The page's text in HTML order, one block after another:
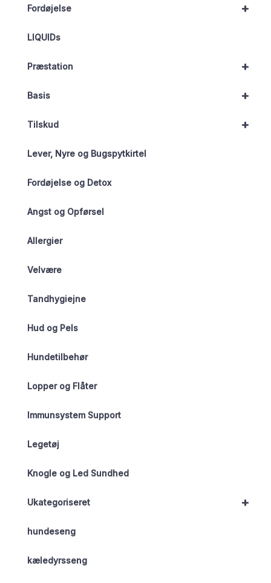
+
Fordøjelse
LIQUIDs
+
Præstation
+
Basis
+
Tilskud
Lever, Nyre og Bugspytkirtel
Fordøjelse og Detox
Angst og Opførsel
Allergier
Velvære
Tandhygiejne
Hud og Pels
Hundetilbehør
Lopper og Flåter
Immunsystem Support
Legetøj
Knogle og Led Sundhed
+
Ukategoriseret
hundeseng
kæledyrsseng